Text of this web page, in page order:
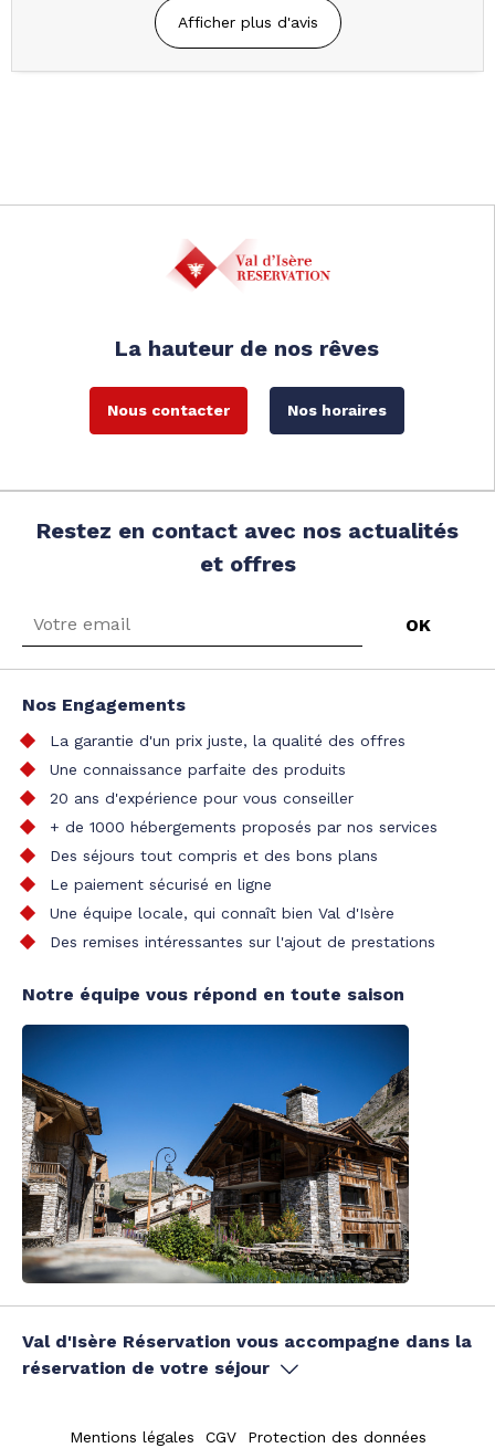
Afficher plus d'avis
La hauteur de nos rêves
Nous contacter Nos horaires
Restez en contact avec nos actualités
et offres
Nos Engagements
La garantie d'un prix juste, la qualité des offres
Une connaissance parfaite des produits
20 ans d'expérience pour vous conseiller
+ de 1000 hébergements proposés par nos services
Des séjours tout compris et des bons plans
Le paiement sécurisé en ligne
Une équipe locale, qui connaît bien Val d'Isère
Des remises intéressantes sur l'ajout de prestations
Notre équipe vous répond en toute saison
Val d'Isère Réservation vous accompagne dans la
réservation de votre séjour
Mentions légales CGV Protection des données